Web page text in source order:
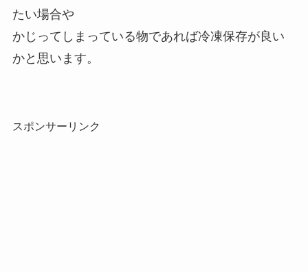
たい場合や
かじってしまっている物であれば冷凍保存が良い
かと思います。
スポンサーリンク